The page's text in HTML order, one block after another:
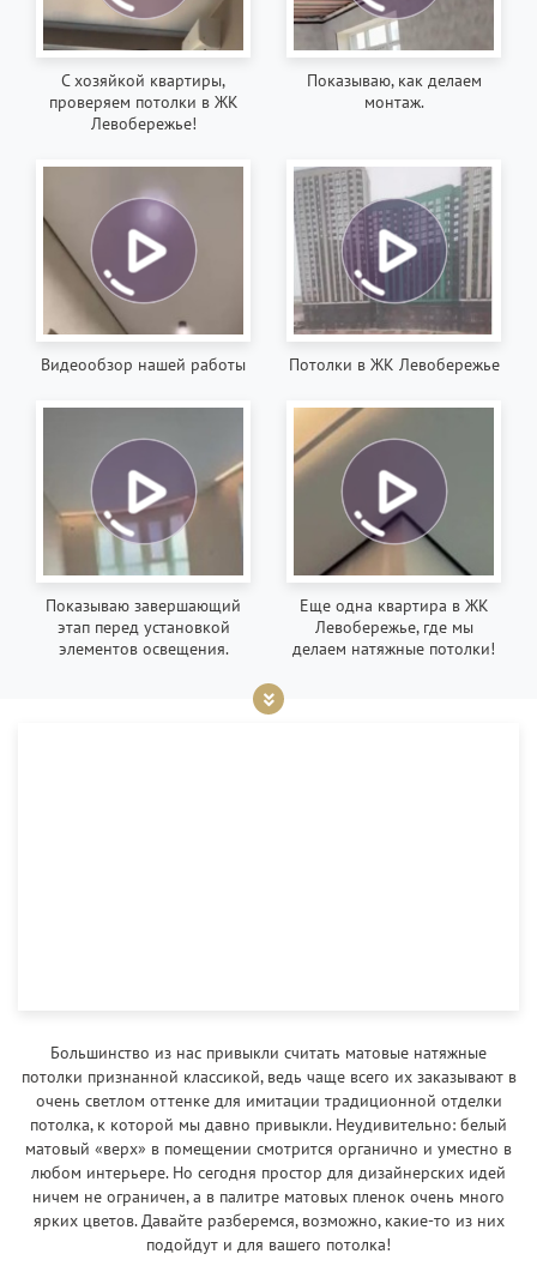
С хозяйкой квартиры,
проверяем потолки в ЖК
Левобережье!
Показываю, как делаем
монтаж.
Видеообзор нашей работы Потолки в ЖК Левобережье
Показываю завершающий
этап перед установкой
элементов освещения.
Еще одна квартира в ЖК
Левобережье, где мы
делаем натяжные потолки!
Большинство из нас привыкли считать матовые натяжные
потолки признанной классикой, ведь чаще всего их заказывают в
очень светлом оттенке для имитации традиционной отделки
потолка, к которой мы давно привыкли. Неудивительно: белый
матовый «верх» в помещении смотрится органично и уместно в
любом интерьере. Но сегодня простор для дизайнерских идей
ничем не ограничен, а в палитре матовых пленок очень много
ярких цветов. Давайте разберемся, возможно, какие-то из них
подойдут и для вашего потолка!